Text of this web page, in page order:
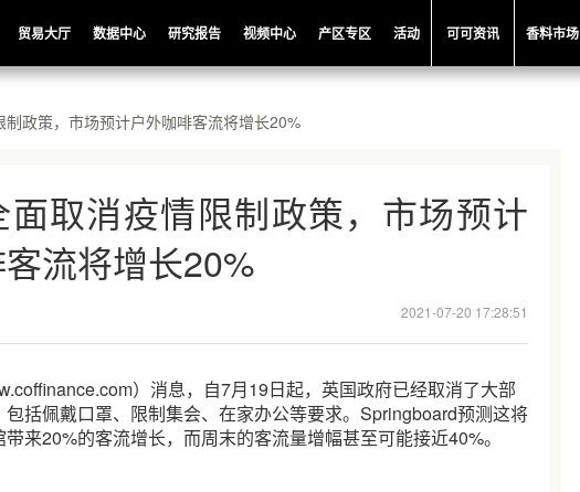
贸易大厅 数据中心 研究报告 视频中心 产区专区 活动 可可资讯 香料市场
政策，市场预计户外咖啡客流将增长20%
面取消疫情限制政策，市场预计
流将增长20%
2021-07-20 17:28:51
）消息，自7月19日起，英国政府已经取消了大部
包括佩戴口罩、限制集会、在家办公等要求。Springboard预测这将
来20%的客流增长，而周末的客流量增幅甚至可能接近40%。